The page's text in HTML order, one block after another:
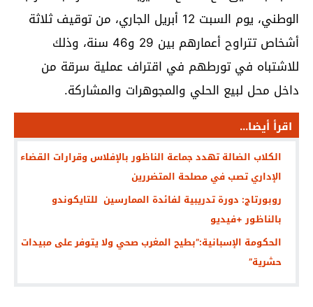
الوطني، يوم السبت 12 أبريل الجاري، من توقيف ثلاثة
أشخاص تتراوح أعمارهم بين 29 و46 سنة، وذلك
للاشتباه في تورطهم في اقتراف عملية سرقة من
داخل محل لبيع الحلي والمجوهرات والمشاركة.
اقرأ أيضا...
الكلاب الضالة تهدد جماعة الناظور بالإفلاس وقرارات القضاء
الإداري تصب في مصلحة المتضررين
روبورتاج: دورة تدريبية لفائدة الممارسين للتايكوندو
بالناظور +فيديو
الحكومة الإسبانية:”بطيح المغرب صحي ولا يتوفر على مبيدات
حشرية”